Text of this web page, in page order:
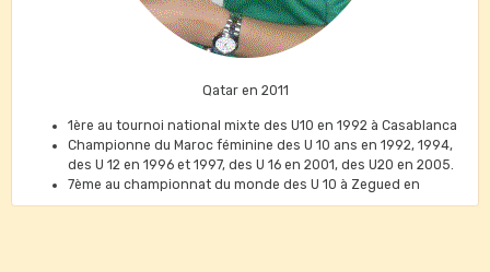
Qatar en 2011
1ère au tournoi national mixte des U10 en 1992 à Casablanca
Championne du Maroc féminine des U 10 ans en 1992, 1994,
des U 12 en 1996 et 1997, des U 16 en 2001, des U20 en 2005.
7ème au championnat du monde des U 10 à Zegued en
Hongrie 1994